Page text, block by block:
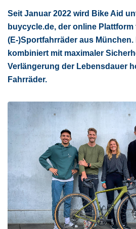
Seit Januar 2022 wird Bike Aid
buycycle.de, der online
(E-)Sportfahrräder aus München.
kombiniert mit maximaler
Verlängerung der Lebensdauer
Fahrräder.